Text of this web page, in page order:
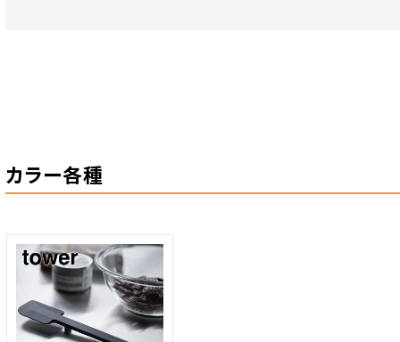
カラー各種